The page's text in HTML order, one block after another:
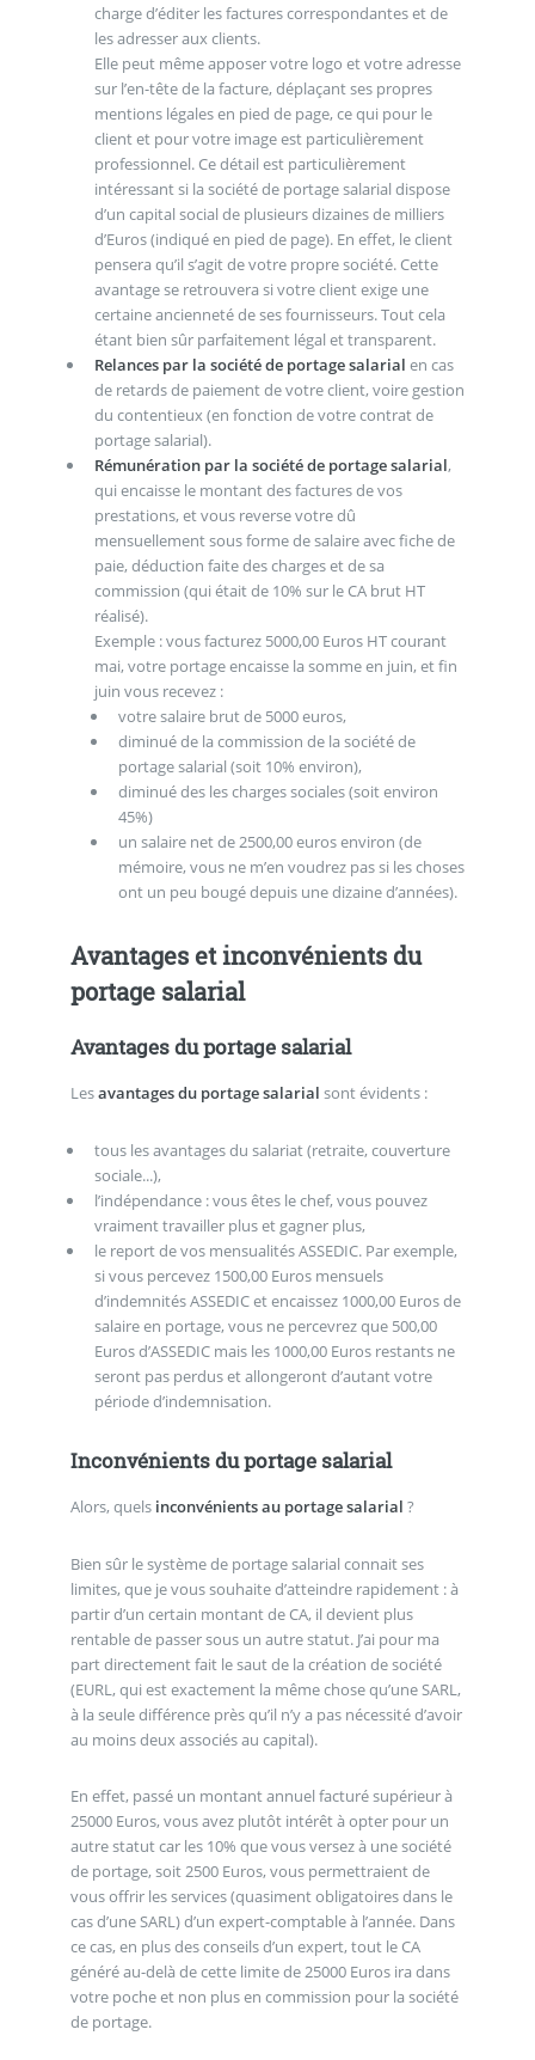
charge d’éditer les factures correspondantes et de
les adresser aux clients.
Elle peut même apposer votre logo et votre adresse
sur l’en-tête de la facture, déplaçant ses propres
mentions légales en pied de page, ce qui pour le
client et pour votre image est particulièrement
professionnel. Ce détail est particulièrement
intéressant si la société de portage salarial dispose
d’un capital social de plusieurs dizaines de milliers
d’Euros (indiqué en pied de page). En effet, le client
pensera qu’il s’agit de votre propre société. Cette
avantage se retrouvera si votre client exige une
certaine ancienneté de ses fournisseurs. Tout cela
étant bien sûr parfaitement légal et transparent.
Relances par la société de portage salarial en cas
de retards de paiement de votre client, voire gestion
du contentieux (en fonction de votre contrat de
portage salarial).
Rémunération par la société de portage salarial,
qui encaisse le montant des factures de vos
prestations, et vous reverse votre dû
mensuellement sous forme de salaire avec fiche de
paie, déduction faite des charges et de sa
commission (qui était de 10% sur le CA brut HT
réalisé).
Exemple : vous facturez 5000,00 Euros HT courant
mai, votre portage encaisse la somme en juin, et fin
juin vous recevez :
votre salaire brut de 5000 euros,
diminué de la commission de la société de
portage salarial (soit 10% environ),
diminué des les charges sociales (soit environ
45%)
un salaire net de 2500,00 euros environ (de
mémoire, vous ne m’en voudrez pas si les choses
ont un peu bougé depuis une dizaine d’années).
Avantages et inconvénients du
portage salarial
Avantages du portage salarial
Lesavantages du portage salarial sont évidents :
tous les avantages du salariat (retraite, couverture
sociale...),
l’indépendance : vous êtes le chef, vous pouvez
vraiment travailler plus et gagner plus,
le report de vos mensualités ASSEDIC. Par exemple,
si vous percevez 1500,00 Euros mensuels
d’indemnités ASSEDIC et encaissez 1000,00 Euros de
salaire en portage, vous ne percevrez que 500,00
Euros d’ASSEDIC mais les 1000,00 Euros restants ne
seront pas perdus et allongeront d’autant votre
période d’indemnisation.
Inconvénients du portage salarial
Alors, quels inconvénients au portage salarial ?
Bien sûr le système de portage salarial connait ses
limites, que je vous souhaite d’atteindre rapidement : à
partir d’un certain montant de CA, il devient plus
rentable de passer sous un autre statut. J’ai pour ma
part directement fait le saut de la création de société
(EURL, qui est exactement la même chose qu’une SARL,
à la seule différence près qu’il n’y a pas nécessité d’avoir
au moins deux associés au capital).
En effet, passé un montant annuel facturé supérieur à
25000 Euros, vous avez plutôt intérêt à opter pour un
autre statut car les 10% que vous versez à une société
de portage, soit 2500 Euros, vous permettraient de
vous offrir les services (quasiment obligatoires dans le
cas d’une SARL) d’un expert-comptable à l’année. Dans
ce cas, en plus des conseils d’un expert, tout le CA
généré au-delà de cette limite de 25000 Euros ira dans
votre poche et non plus en commission pour la société
de portage.